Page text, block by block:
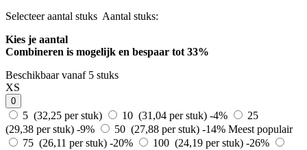
Selecteer aantal stuks Aantal stuks:
Kies je aantal
Combineren is mogelijk en bespaar tot 33%
Beschikbaar vanaf 5 stuks
XS
0
5 (32,25 per stuk) 10 (31,04 per stuk) -4%
25
(29,38 per stuk) -9% 50 (27,88 per stuk) -14% Meest populair
75 (26,11 per stuk) -20% 100 (24,19 per stuk) -26%